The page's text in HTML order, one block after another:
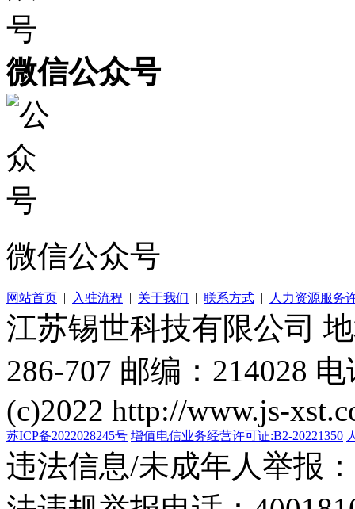
微信公众号
微信公众号
网站首页 | 入驻流程 | 关于我们 | 联系方式 | 人力资源服务
江苏锡世科技有限公司
286-707 邮编：214028
(c)2022 http://www.js-
苏ICP备2022028245号 增值电信业务经营许可证:B2-20221350
违法信息/未成年人举报